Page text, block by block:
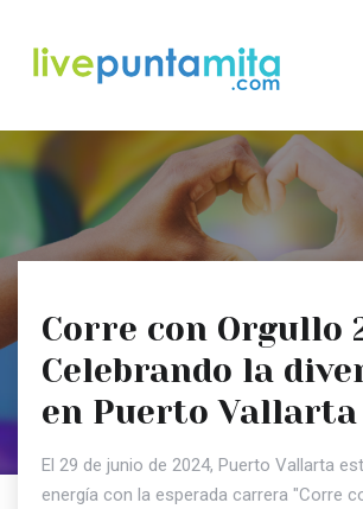
Corre con Orgullo
Celebrando la
en Puerto Vallarta
El 29 de junio de 2024, Puerto Vallarta
energía con la esperada carrera "Corre